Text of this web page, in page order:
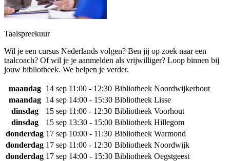
Taalspreekuur
Wil je een cursus Nederlands volgen? Ben jij op zoek naar een
taalcoach? Of wil je je aanmelden als vrijwilliger? Loop binnen bij
jouw bibliotheek. We helpen je verder.
maandag 14 sep 11:00 - 12:30 Bibliotheek Noordwijkerhout
maandag
14 sep 14:00 - 15:30 Bibliotheek Lisse
dinsdag
15 sep 11:00 - 12:30 Bibliotheek Voorhout
dinsdag
15 sep 13:30 - 15:00 Bibliotheek Hillegom
donderdag 17 sep 10:00 - 11:30 Bibliotheek Warmond
donderdag 17 sep 11:00 - 12:30 Bibliotheek Noordwijk
donderdag 17 sep 14:00 - 15:30 Bibliotheek Oegstgeest